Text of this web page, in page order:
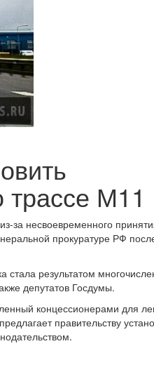
М11
за несвоевременного
прокуратуре РФ
стала результатом
депутатов Госдумы.
концессионерами для
правительству